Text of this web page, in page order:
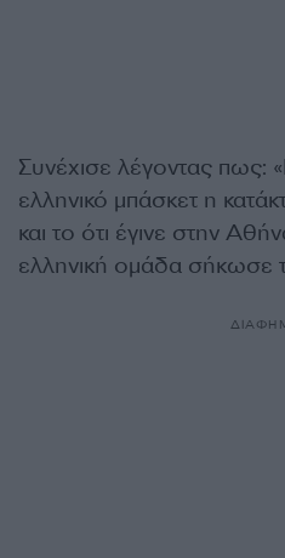
Συνέχισε λέγοντας πως:
ελληνικό μπάσκετ η
και το ότι έγινε στην
ελληνική ομάδα σήκωσε